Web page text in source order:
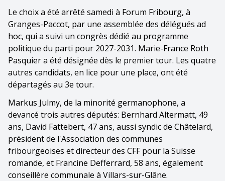
Le choix a été arrêté samedi à Forum Fribourg, à
Granges-Paccot, par une assemblée des délégués ad
hoc, qui a suivi un congrès dédié au programme
politique du parti pour 2027-2031. Marie-France Roth
Pasquier a été désignée dès le premier tour. Les quatre
autres candidats, en lice pour une place, ont été
départagés au 3e tour.
Markus Julmy, de la minorité germanophone, a
devancé trois autres députés: Bernhard Altermatt, 49
ans, David Fattebert, 47 ans, aussi syndic de Châtelard,
président de l'Association des communes
fribourgeoises et directeur des CFF pour la Suisse
romande, et Francine Defferrard, 58 ans, également
conseillère communale à Villars-sur-Glâne.